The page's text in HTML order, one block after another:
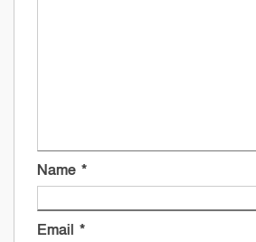
Name *
Email *